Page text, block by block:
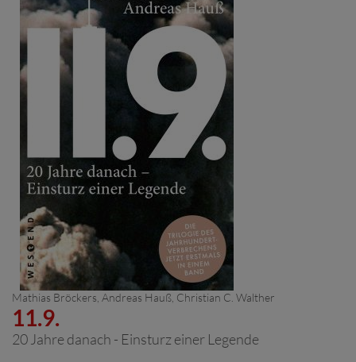
Mathias Bröckers Andreas Hauß Christian C. Walther
11.9.
20 Jahre danach - Einsturz einer Legende